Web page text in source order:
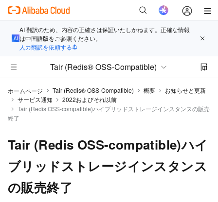
AI 翻訳のため、内容の正確さは保証いたしかねます。正確な情報
は中国語版をご参照ください。
人力翻訳を依頼する
Tair (Redis® OSS-Compatible)
ホームページ Tair (Redis® OSS-Compatible) 概要
お知らせと更新
サービス通知
2022およびそれ以前
Tair (Redis OSS-compatible)ハイブリッドストレージインスタンスの販売
終了
Tair (Redis OSS-compatible)ハイ
ブリッドストレージインスタンス
の販売終了